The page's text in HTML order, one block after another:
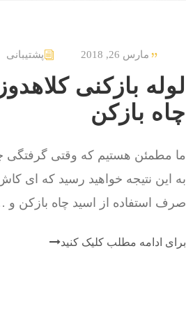
مارس 26, 2018 پشتیبانی
چاه بازکن
ما مطمئن هستیم که وقتی گرفتگی
به این نتیجه خواهید رسید که ای
صرف استفاده از اسید چاه بازکن و
برای ادامه مطلب کلیک کنید